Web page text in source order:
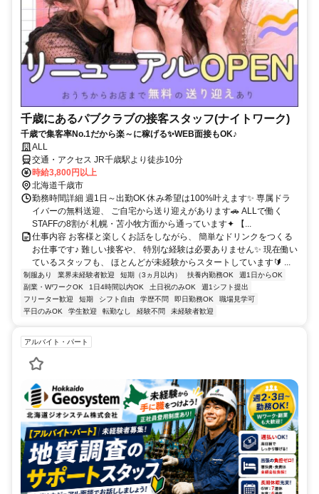
千歳にあるパブクラブの接客スタッフ(ナイトワーク)
千歳で集客率No.1だから楽～に稼げる✨️WEB面接もOK♪
ALL
交通・アクセス JR千歳駅より徒歩10分
時給3,800円以上
北海道千歳市
勤務時間詳細 週1日～出勤OK 休み希望は100%叶えます✨️ 専属ドラ
イバーの無料送迎、 ご自宅から送り迎えがあります🚗 ALLで働く
STAFFの8割が 札幌・苫小牧方面から通っています✦ 【...
仕事内容 お客様と楽しくお話をしながら、 簡単なドリンクをつくる
お仕事です♪ 難しい接客や、 特別な経験は必要ありません✨️ 現在働い
ているスタッフも、 ほとんどが未経験からスタートしています🔰 ...
制服あり 業界未経験者歓迎 短期（3ヵ月以内） 扶養内勤務OK
週1日からOK
副業・WワークOK
1日4時間以内OK 土日祝のみOK
週1シフト提出
フリーター歓迎
短期 シフト自由 学歴不問 即日勤務OK
職場見学可
平日のみOK
学生歓迎 転勤なし 経験不問 未経験者歓迎
アルバイト・パート